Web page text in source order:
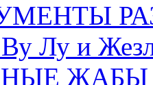
Ву Лу и
ЖАБЫ